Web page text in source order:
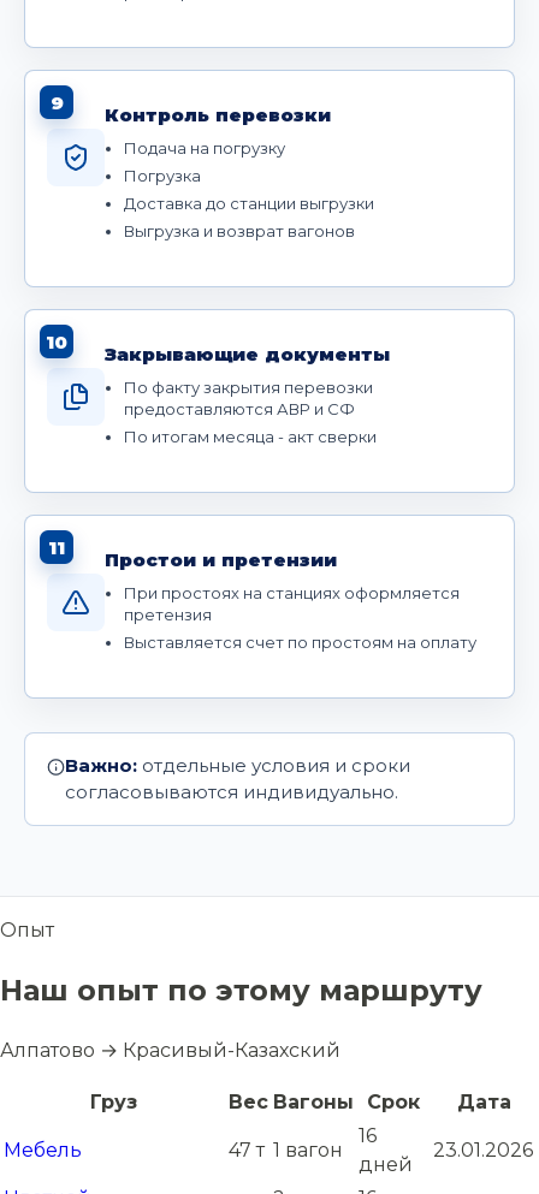
9
Контроль перевозки
Подача на погрузку
Погрузка
Доставка до станции выгрузки
Выгрузка и возврат вагонов
10
Закрывающие документы
По факту закрытия перевозки
предоставляются АВР и СФ
По итогам месяца - акт сверки
11
Простои и претензии
При простоях на станциях оформляется
претензия
Выставляется счет по простоям на оплату
Важно: отдельные условия и сроки
согласовываются индивидуально.
Опыт
Наш опыт по этому маршруту
Алпатово → Красивый-Казахский
Груз Вес Вагоны Срок Дата
Мебель 47 т 1 вагон
16
дней
23.01.2026